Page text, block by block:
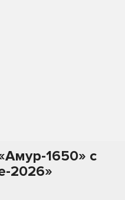
1650» с
2026»